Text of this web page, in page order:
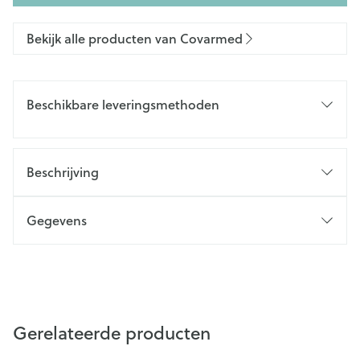
Bekijk alle producten van Covarmed
Beschikbare leveringsmethoden
Beschrijving
Gegevens
Gerelateerde producten